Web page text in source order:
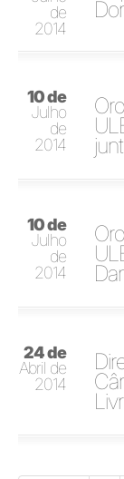
de
2014
10 de
Julho
de
2014
10 de
Julho
de
2014
24 de
Abril de
2014